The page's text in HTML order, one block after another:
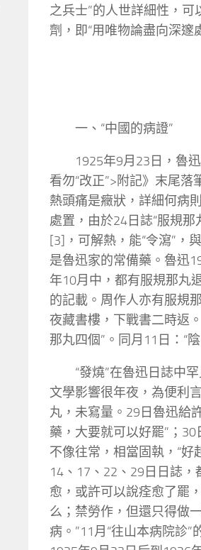
之兵士”的人世詳細性，可
劑，即“用唯物論盡向深邃
一、“中國的病證”
1925年9月23日，魯
看勿“改正”>附記》末尾
熱頭痛是癥狀，詳細何病
處置，由於24日誌“服規
[3]，可解熱，能“令瀉”，
是魯迅家的常備藥。魯迅
年10月中，都有服規那丸
的記載。周作人亦有服規
夜藏書樓，下戰書二時返
那丸四個”。同月11日：“
“發燒”在魯迅日誌中
文學影響很年夜，為便利
丸，未寫量。29日魯迅給
藥，大要就可以好罷”；30
不像往常，相當固執，“好
14、17、22、29日日誌，
愈，或許可以說痊愈了罷
么；禁勞作，但還只得做
病。”11月“往山本病院診”